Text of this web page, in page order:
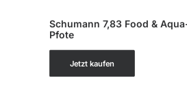
Schumann 7,83 Food &
Pfote
Jetzt kaufen